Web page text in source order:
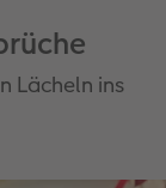
Lächeln ins